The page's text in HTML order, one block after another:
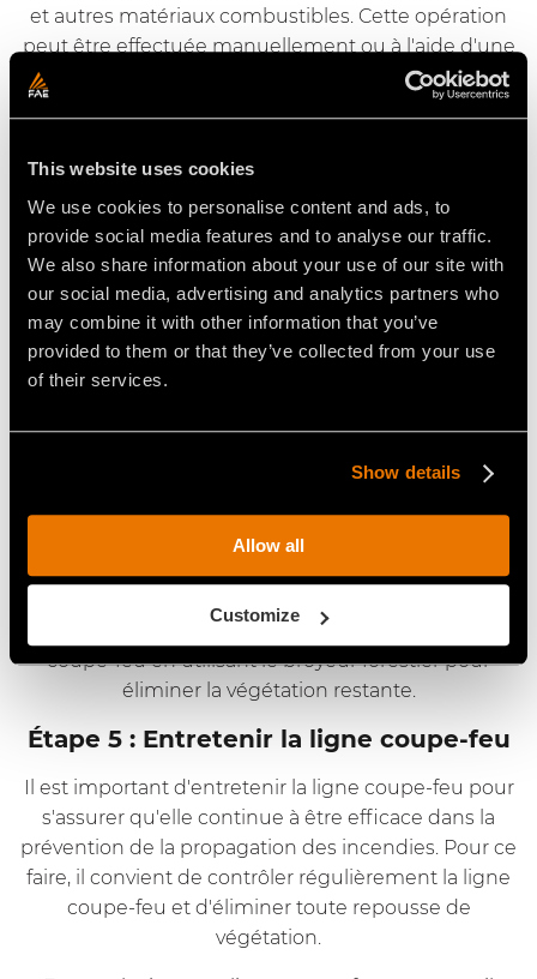
This website uses cookies
We use cookies to personalise content and ads, to
provide social media features and to analyse our traffic.
We also share information about your use of our site with
our social media, advertising and analytics partners who
may combine it with other information that you’ve
provided to them or that they’ve collected from your use
of their services.
Show details
Allow all
Customize
et autres matériaux combustibles. Cette opération
peut être effectuée manuellement ou à l'aide d'une
machine telle qu'une chargeuse compacte ou un
Étape 3 : Utiliser un broyeur forestier
Un broyeur forestier est un outil puissant
permettant de créer des lignes coupe-feu. Il peut
facilement dégager la végétation, laissant une zone
incombustible qui empêchera la propagation des
incendies. Pour créer la ligne coupe-feu, il est
nécessaire de conduire le broyeur forestier le long
de la ligne prévue, en utilisant son tambour rotatif
Étape 4 : Vérifier la ligne coupe-feu
Après avoir créé la ligne coupe-feu, il est important
de l'inspecter pour s'assurer qu'elle a été réalisée
oubliée. Si nécessaire, il est possible d'ajuster la ligne
coupe-feu en utilisant le broyeur forestier pour
éliminer la végétation restante.
Étape 5 : Entretenir la ligne coupe-feu
Il est important d'entretenir la ligne coupe-feu pour
s'assurer qu'elle continue à être efficace dans la
prévention de la propagation des incendies. Pour ce
faire, il convient de contrôler régulièrement la ligne
coupe-feu et d'éliminer toute repousse de
végétation.